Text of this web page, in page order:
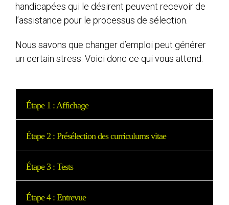
handicapées qui le désirent peuvent recevoir de
l’assistance pour le processus de sélection.
Nous savons que changer d’emploi peut générer
un certain stress. Voici donc ce qui vous attend.
Étape 1 : Affichage
Étape 2 : Présélection des curriculums vitae
Étape 3 : Tests
Étape 4 : Entrevue